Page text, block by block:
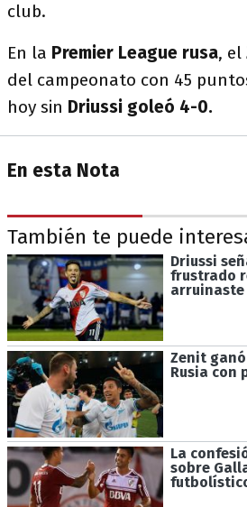
club.
En la Premier League rusa, el
del campeonato con 45
hoy sin Driussi goleó 4-0.
En esta Nota
También te puede
Driussi
frustrado
Zenit
Rusia con
La
sobre